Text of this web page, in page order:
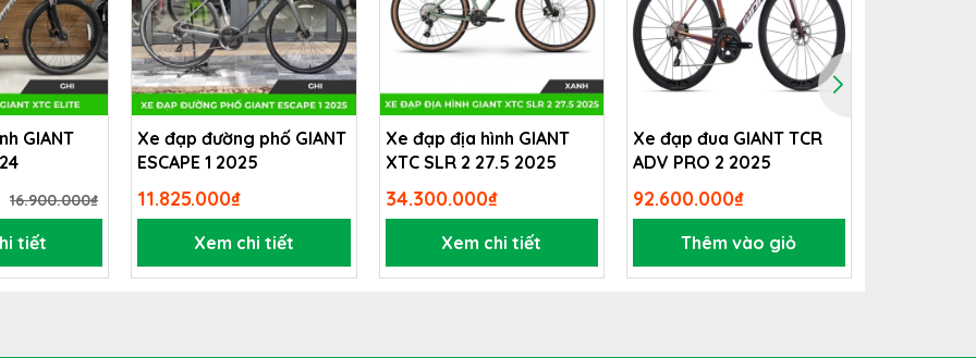
GIANT
16.900.000₫
tiết
Xe đạp đường phố GIANT
ESCAPE 1 2025
11.825.000₫
Xem chi tiết
Xe đạp địa hình GIANT
XTC SLR 2 27.5 2025
34.300.000₫
Xem chi tiết
Xe đạp đua GIANT TCR
ADV PRO 2 2025
92.600.000₫
Thêm vào giỏ